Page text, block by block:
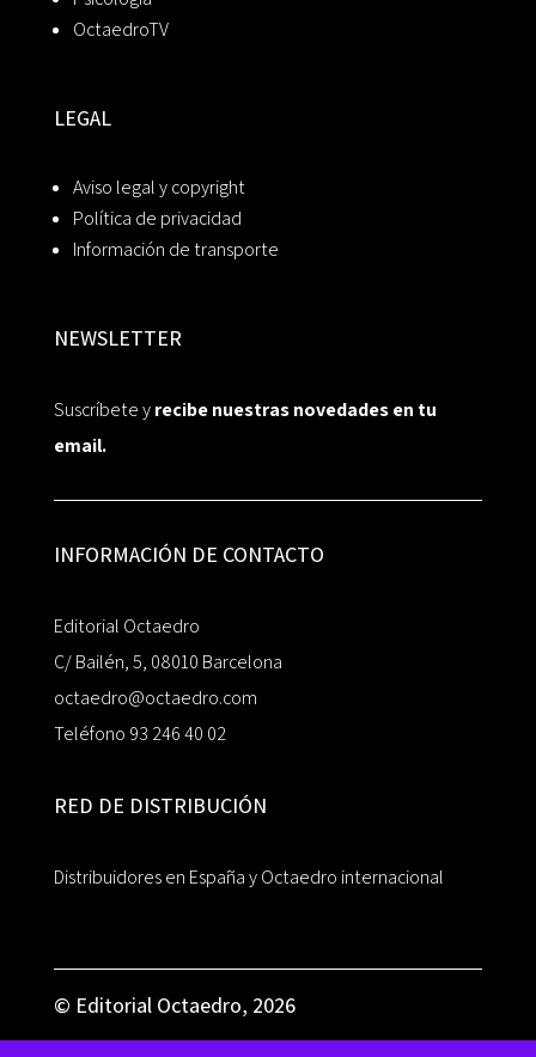
OctaedroTV
LEGAL
Aviso legal y copyright
Política de privacidad
Información de transporte
NEWSLETTER
Suscríbete yrecibe nuestras novedades en tu
email.
INFORMACIÓN DE CONTACTO
Editorial Octaedro
C/ Bailén, 5, 08010 Barcelona
octaedro@octaedro.com
Teléfono 93 246 40 02
RED DE DISTRIBUCIÓN
Distribuidores en España y Octaedro internacional
© Editorial Octaedro, 2026